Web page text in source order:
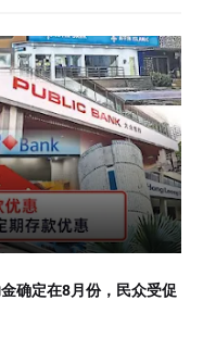
确定在8月份，民众受促